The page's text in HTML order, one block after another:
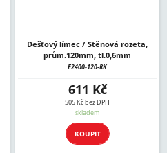
Dešťový límec / Stěnová rozeta,
prům.120mm, tl.0,6mm
E2400-120-RK
611 Kč
505 Kč bez DPH
skladem
KOUPIT